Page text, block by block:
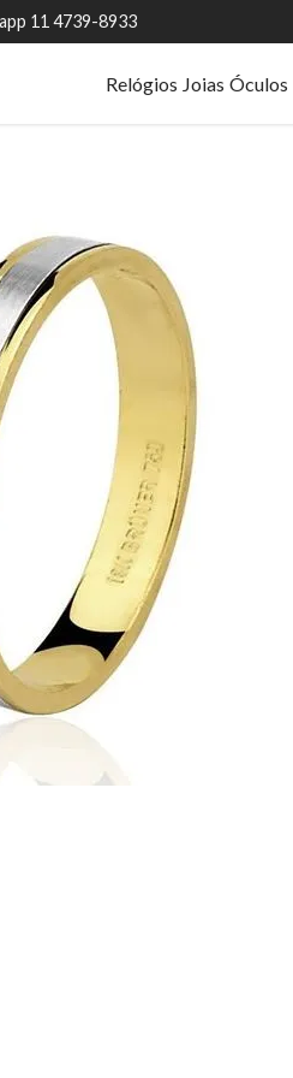
11 4739-8933
Relógios Joias Óculos